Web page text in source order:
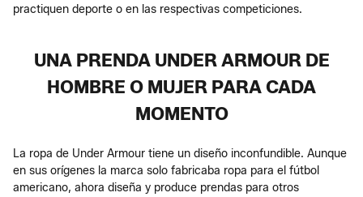
practiquen deporte o en las respectivas competiciones.
UNA PRENDA UNDER ARMOUR DE
HOMBRE O MUJER PARA CADA
MOMENTO
La ropa de Under Armour tiene un diseño inconfundible. Aunque
en sus orígenes la marca solo fabricaba ropa para el fútbol
americano, ahora diseña y produce prendas para otros